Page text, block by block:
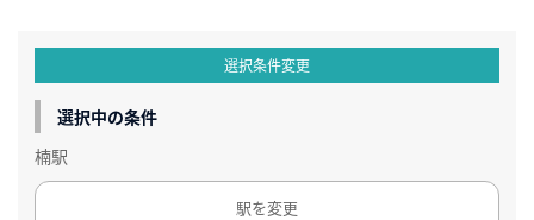
選択条件変更
選択中の条件
楠駅
駅を変更